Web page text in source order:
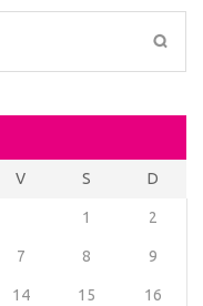
V S D
1 2
7 8 9
14 15 16